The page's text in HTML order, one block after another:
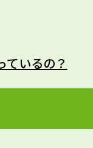
、10年前の
。さらに、
のの見方を
究の個性に
は〇〇を勉
ているの？